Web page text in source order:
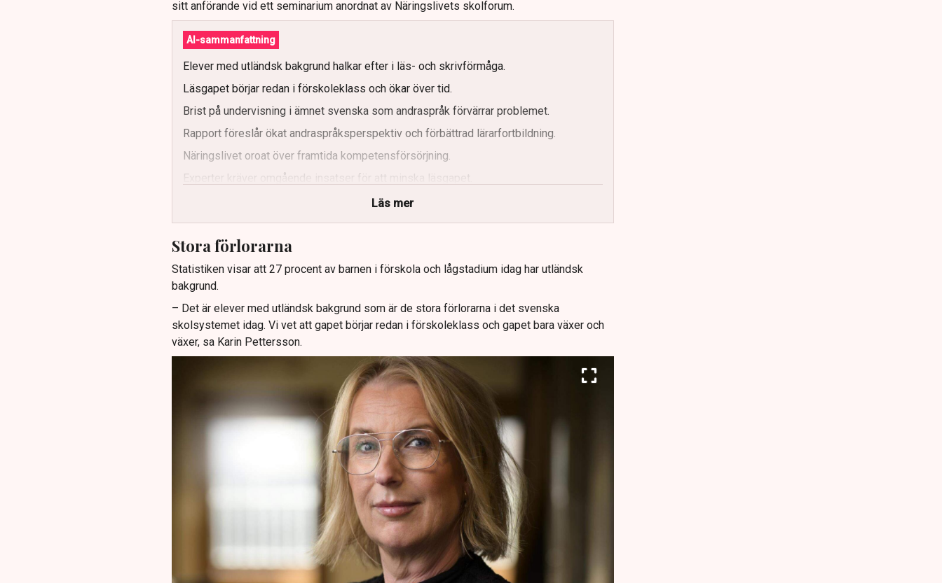
sitt anförande vid ett seminarium anordnat av Näringslivets skolforum.
AI-sammanfattning
Elever med utländsk bakgrund halkar efter i läs- och skrivförmåga.
Läsgapet börjar redan i förskoleklass och ökar över tid.
Brist på undervisning i ämnet svenska som andraspråk förvärrar problemet.
Rapport föreslår ökat andraspråksperspektiv och förbättrad lärarfortbildning.
Näringslivet oroat över framtida kompetensförsörjning.
Experter kräver omgående insatser för att minska läsgapet.
Läs mer
Stora förlorarna
Statistiken visar att 27 procent av barnen i förskola och lågstadium idag har utländsk
bakgrund.
– Det är elever med utländsk bakgrund som är de stora förlorarna i det svenska
skolsystemet idag. Vi vet att gapet börjar redan i förskoleklass och gapet bara växer och
växer, sa Karin Pettersson.